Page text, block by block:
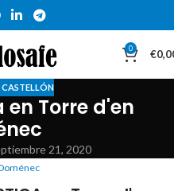
0 €
Torre d'en
21, 2020